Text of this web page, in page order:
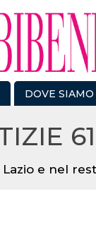
DOVE SIAMO
61
e nel